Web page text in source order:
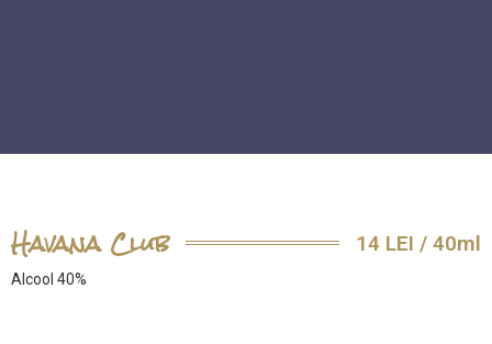
Havana Club 14 LEI / 40ml
Alcool 40%